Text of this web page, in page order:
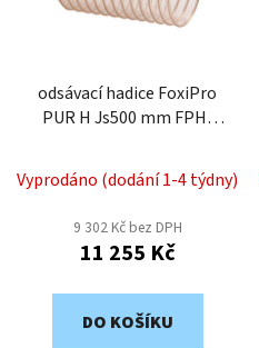
k
odsávací hadice FoxiPro
PUR H Js500 mm FPH-
Vyprodáno (dodání 1-4 týdny)
9 302 Kč bez DPH
11 255 Kč
DO KOŠÍKU